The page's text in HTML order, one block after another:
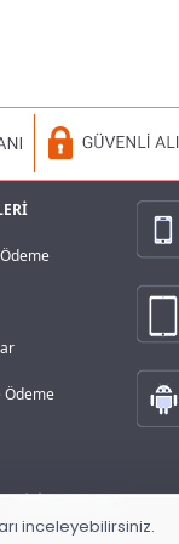
Ödeme
inceleyebilirsiniz.